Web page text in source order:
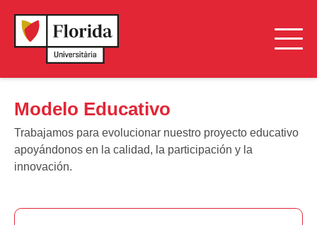
Modelo Educativo
Trabajamos para evolucionar nuestro proyecto educativo
apoyándonos en la calidad, la participación y la
innovación.